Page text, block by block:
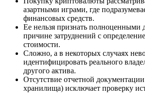
азартными играми, где
финансовых средств.
Ее нельзя признать полноценными
причине затруднений с
стоимости.
Сложно, а в некоторых случаях
идентифицировать реального
другого актива.
Отсутствие отчетной
хранилища) исключает проверку